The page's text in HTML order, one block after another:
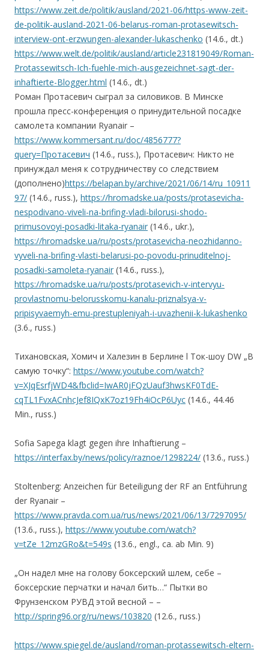
https://www.zeit.de/politik/ausland/2021-06/https-www-zeit-
de-politik-ausland-2021-06-belarus-roman-protasewitsch-
interview-ont-erzwungen-alexander-lukaschenko (14.6., dt.)
https://www.welt.de/politik/ausland/article231819049/Roman-
Protassewitsch-Ich-fuehle-mich-ausgezeichnet-sagt-der-
inhaftierte-Blogger.html (14.6., dt.)
Роман Протасевич сыграл за силовиков. В Минске
прошла пресс-конференция о принудительной посадке
самолета компании Ryanair –
https://www.kommersant.ru/doc/4856777?
query=Протасевич (14.6., russ.), Протасевич: Никто не
принуждал меня к сотрудничеству со следствием
(дополнено)https://belapan.by/archive/2021/06/14/ru_10911
97/ (14.6., russ.), https://hromadske.ua/posts/protasevicha-
nespodivano-viveli-na-brifing-vladi-bilorusi-shodo-
primusovoyi-posadki-litaka-ryanair (14.6., ukr.),
https://hromadske.ua/ru/posts/protasevicha-neozhidanno-
vyveli-na-brifing-vlasti-belarusi-po-povodu-prinuditelnoj-
posadki-samoleta-ryanair (14.6., russ.),
https://hromadske.ua/ru/posts/protasevich-v-intervyu-
provlastnomu-belorusskomu-kanalu-priznalsya-v-
pripisyvaemyh-emu-prestupleniyah-i-uvazhenii-k-lukashenko
(3.6., russ.)
Тихановская, Хомич и Халезин в Берлине l Ток-шоу DW „В
самую точку“: https://www.youtube.com/watch?
v=XJqEsrfjWD4&fbclid=IwAR0jFQzUauf3hwsKF0TdE-
cqTL1FvxACnhcJef8IQxK7oz19Fh4iOcP6Uyc (14.6., 44.46
Min., russ.)
Sofia Sapega klagt gegen ihre Inhaftierung –
https://interfax.by/news/policy/raznoe/1298224/ (13.6., russ.)
Stoltenberg: Anzeichen für Beteiligung der RF an Entführung
der Ryanair –
https://www.pravda.com.ua/rus/news/2021/06/13/7297095/
(13.6., russ.), https://www.youtube.com/watch?
v=tZe_12mzGRo&t=549s (13.6., engl., ca. ab Min. 9)
„Он надел мне на голову боксерский шлем, себе –
боксерские перчатки и начал бить…“ Пытки во
Фрунзенском РУВД этой весной – –
http://spring96.org/ru/news/103820 (12.6., russ.)
https://www.spiegel.de/ausland/roman-protassewitsch-eltern-